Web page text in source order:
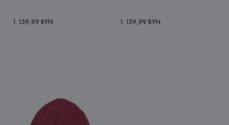
1 159,99 BYN 1 159,99 BYN